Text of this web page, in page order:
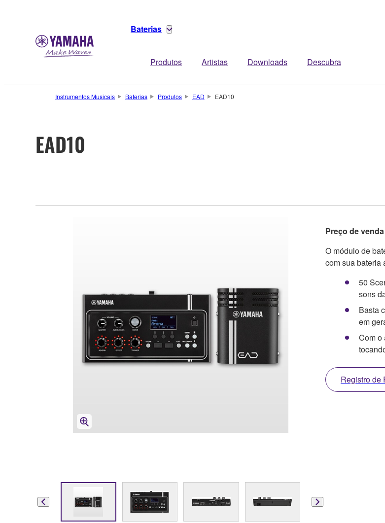
Baterias
Produtos Artistas Downloads Descubra
Instrumentos Musicais Baterias Produtos EAD EAD10
EAD10
Preço de
O módulo de
com sua bateria
50
sons
Basta
em
Com o
Registro de